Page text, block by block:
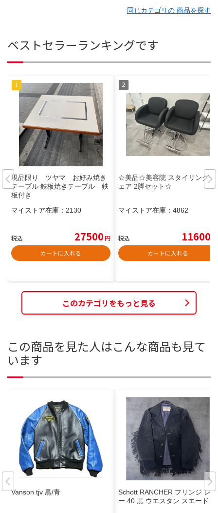
同じカテゴリの 商品を探す
ベストセラーランキングです
現品限り ツヤマ お好み焼き
テーブル 鉄板焼きテーブル 鉄
板付き
マイストア在庫： 2130
税込 27500円
カートに入れる
☆美品☆美容院 スタイリングチ
ェア 2脚セット☆
マイストア在庫： 4862
税込 11600
カートに入れる
このカテゴリをもっと見る
この商品を見た人はこんな商品も見て
います
Vanson tjv 黒/青
Schott RANCHER フリンジ レザ
ー 40 黒 ウエスタン スエード